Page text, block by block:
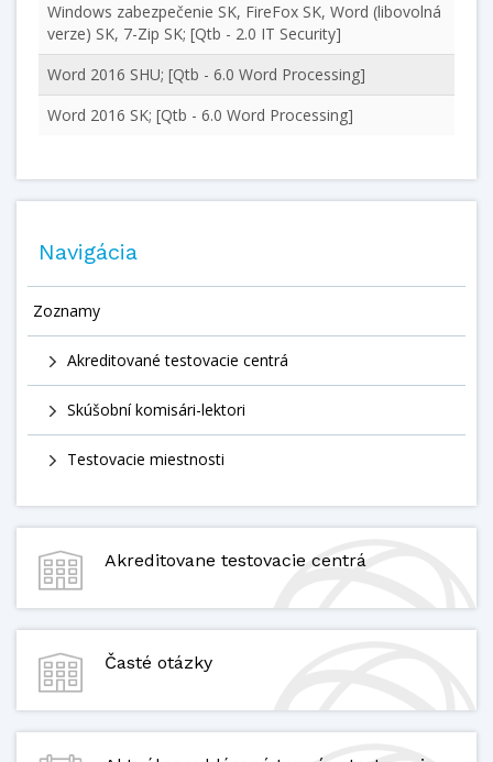
Windows zabezpečenie SK, FireFox SK, Word (libovolná
verze) SK, 7-Zip SK; [Qtb - 2.0 IT Security]
Word 2016 SHU; [Qtb - 6.0 Word Processing]
Word 2016 SK; [Qtb - 6.0 Word Processing]
Navigácia
Zoznamy
Akreditované testovacie centrá
Skúšobní komisári-lektori
Testovacie miestnosti
Akreditovane testovacie centrá
Časté otázky